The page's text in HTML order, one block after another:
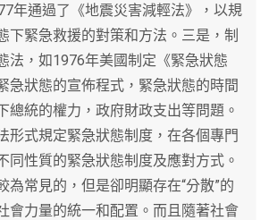
年通過了《地震災害減輕法》，以規
下緊急救援的對策和方法。三是，制
法，如1976年美國制定《緊急狀態
急狀態的宣佈程式，緊急狀態的時間
總統的權力，政府財政支出等問題。
形式規定緊急狀態制度，在各個專門
同性質的緊急狀態制度及應對方式。
為常見的，但是卻明顯存在“分散”的
會力量的統一和配置。而且隨著社會